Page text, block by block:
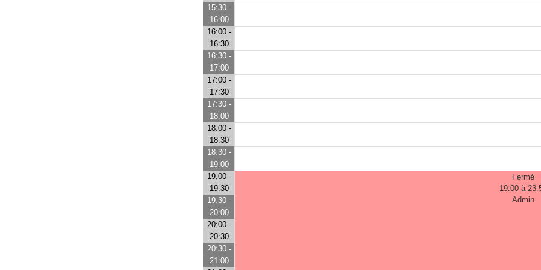
15:30 -
16:00
16:00 -
16:30
16:30 -
17:00
17:00 -
17:30
17:30 -
18:00
18:00 -
18:30
18:30 -
19:00
19:00 -
19:30
Fermé
19:00 à
Admin
19:30 -
20:00
20:00 -
20:30
20:30 -
21:00